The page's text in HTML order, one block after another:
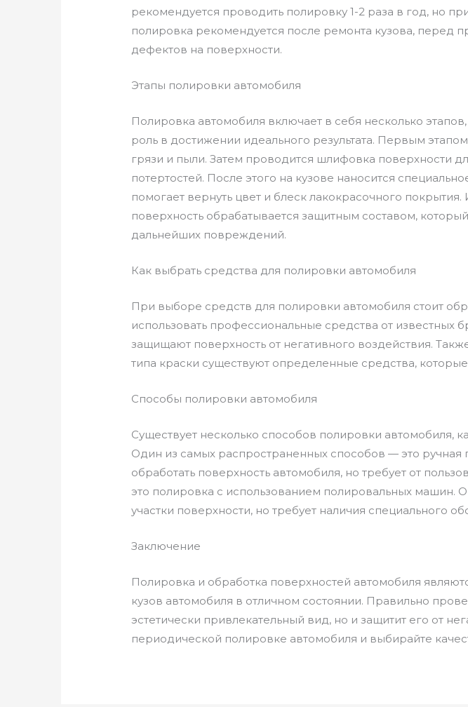
рекомендуется проводить полировку 1-2 раза в год, но
полировка рекомендуется после ремонта кузова, перед
дефектов на поверхности.
Этапы полировки автомобиля
Полировка автомобиля включает в себя несколько
роль в достижении идеального результата. Первым
грязи и пыли. Затем проводится шлифовка поверхности
потертостей. После этого на кузове наносится
помогает вернуть цвет и блеск лакокрасочного
поверхность обрабатывается защитным составом,
дальнейших повреждений.
Как выбрать средства для полировки автомобиля
При выборе средств для полировки автомобиля стоит
использовать профессиональные средства от известных
защищают поверхность от негативного воздействия.
типа краски существуют определенные средства,
Способы полировки автомобиля
Существует несколько способов полировки автомобиля,
Один из самых распространенных способов — это ручная
обработать поверхность автомобиля, но требует от
это полировка с использованием полировальных машин.
участки поверхности, но требует наличия специального
Заключение
Полировка и обработка поверхностей автомобиля
кузов автомобиля в отличном состоянии. Правильно
эстетически привлекательный вид, но и защитит его от
периодической полировке автомобиля и выбирайте